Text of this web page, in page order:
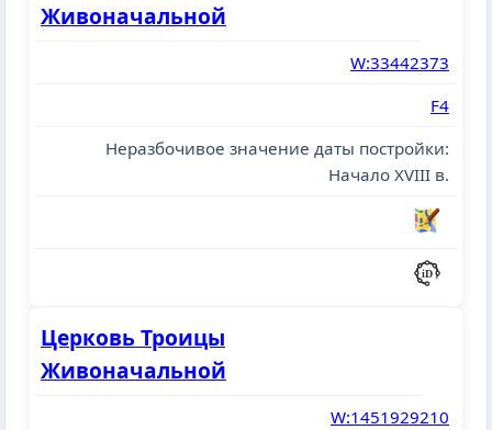
Живоначальной
W:33442373
F4
Неразбочивое значение даты постройки:
Начало XVIII в.
Церковь Троицы
Живоначальной
W:1451929210